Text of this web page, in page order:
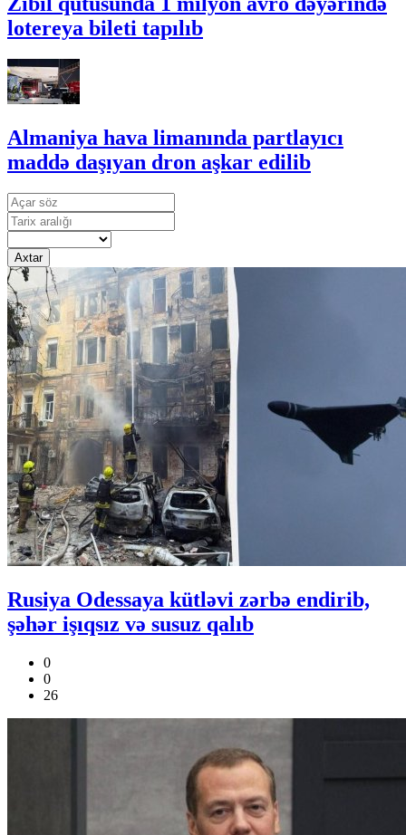
lotereya bileti tapılıb
Almaniya hava limanında partlayıcı
maddə daşıyan dron aşkar edilib
Axtar
Rusiya Odessaya kütləvi zərbə endirib,
şəhər işıqsız və susuz qalıb
0
0
26